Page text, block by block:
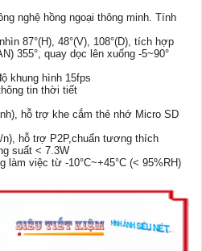
nghệ hồng ngoại thông minh. Tính
87°(H), 48°(V), 108°(D), tích hợp
355°, quay dọc lên xuống -5~90°
khung hình 15fps
tin thời tiết
hỗ trợ khe cắm thẻ nhớ Micro SD
n), hỗ trợ P2P,chuẩn tương thích
suất < 7.3W
làm việc từ -10°C~+45°C (< 95%RH)